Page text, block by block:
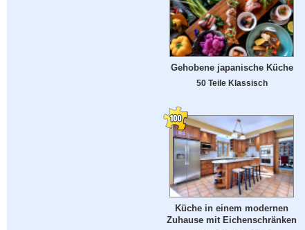
Gehobene japanische Küche
50 Teile Klassisch
Küche in einem modernen
Zuhause mit Eichenschränken